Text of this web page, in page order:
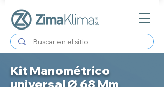
Kit Manométrico